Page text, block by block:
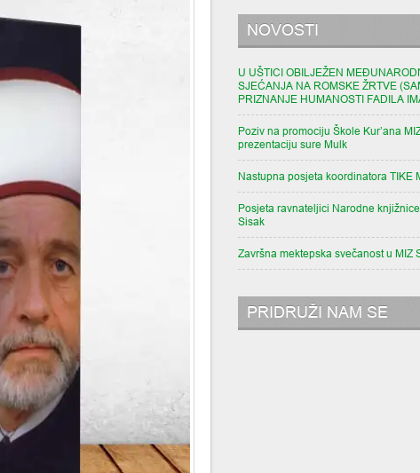
NOVOSTI
U UŠTICI OBILJEŽEN
SJEĆANJA NA ROMSKE ŽRTVE
PRIZNANJE HUMANOSTI FADILA
Poziv na promociju Škole Kur’ana
prezentaciju sure Mulk
Nastupna posjeta koordinatora TIKE
Posjeta ravnateljici Narodne
Sisak
Završna mektepska svečanost u MIZ
PRIDRUŽI NAM SE